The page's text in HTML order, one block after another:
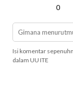
0
Isi komentar
dalam UU ITE